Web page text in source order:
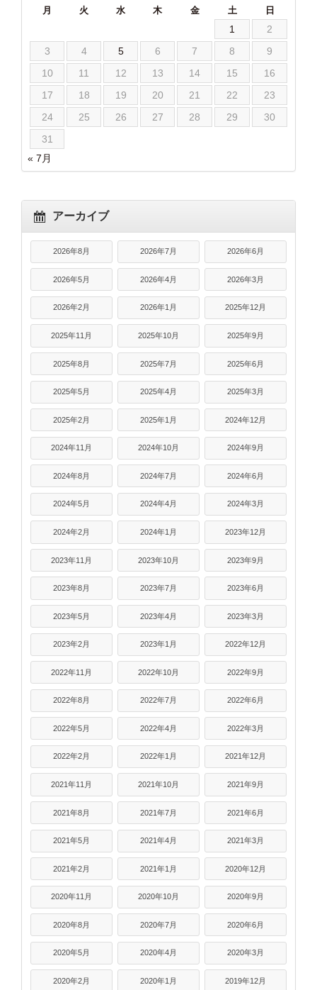
月 火 水 木 金 土 日
1
2
3
4 5 6 7 8
9
10
11 12 13 14 15
16
17
18 19 20 21 22
23
24
25 26 27 28 29
30
31
« 7月
アーカイブ
2026年8月 2026年7月 2026年6月
2026年5月 2026年4月 2026年3月
2026年2月 2026年1月 2025年12月
2025年11月 2025年10月 2025年9月
2025年8月 2025年7月 2025年6月
2025年5月 2025年4月 2025年3月
2025年2月 2025年1月 2024年12月
2024年11月 2024年10月 2024年9月
2024年8月 2024年7月 2024年6月
2024年5月 2024年4月 2024年3月
2024年2月 2024年1月 2023年12月
2023年11月 2023年10月 2023年9月
2023年8月 2023年7月 2023年6月
2023年5月 2023年4月 2023年3月
2023年2月 2023年1月 2022年12月
2022年11月 2022年10月 2022年9月
2022年8月 2022年7月 2022年6月
2022年5月 2022年4月 2022年3月
2022年2月 2022年1月 2021年12月
2021年11月 2021年10月 2021年9月
2021年8月 2021年7月 2021年6月
2021年5月 2021年4月 2021年3月
2021年2月 2021年1月 2020年12月
2020年11月 2020年10月 2020年9月
2020年8月 2020年7月 2020年6月
2020年5月 2020年4月 2020年3月
2020年2月 2020年1月 2019年12月